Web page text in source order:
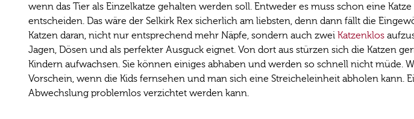
wenn das Tier als Einzelkatze gehalten werden soll. Entweder es muss schon eine
entscheiden. Das wäre der Selkirk Rex sicherlich am liebsten, denn dann fällt die
Katzen daran, nicht nur entsprechend mehr Näpfe, sondern auch zwei Katzenklos
Jagen, Dösen und als perfekter Ausguck eignet. Von dort aus stürzen sich die Katzen
Kindern aufwachsen. Sie können einiges abhaben und werden so schnell nicht
Vorschein, wenn die Kids fernsehen und man sich eine Streicheleinheit abholen kann.
Abwechslung problemlos verzichtet werden kann.